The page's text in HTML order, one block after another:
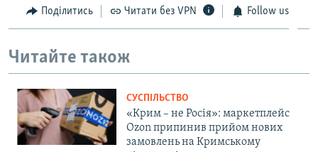
Поділитись Читати без VPN Follow us
Читайте також
СУСПІЛЬСТВО
«Крим – не Росія»: маркетплейс
Ozon припинив прийом нових
замовлень на Кримському